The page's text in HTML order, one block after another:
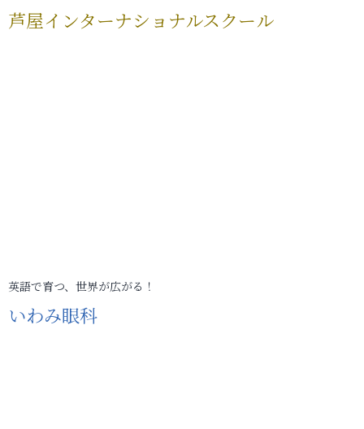
芦屋インターナショナルスクール
英語で育つ、世界が広がる！
いわみ眼科